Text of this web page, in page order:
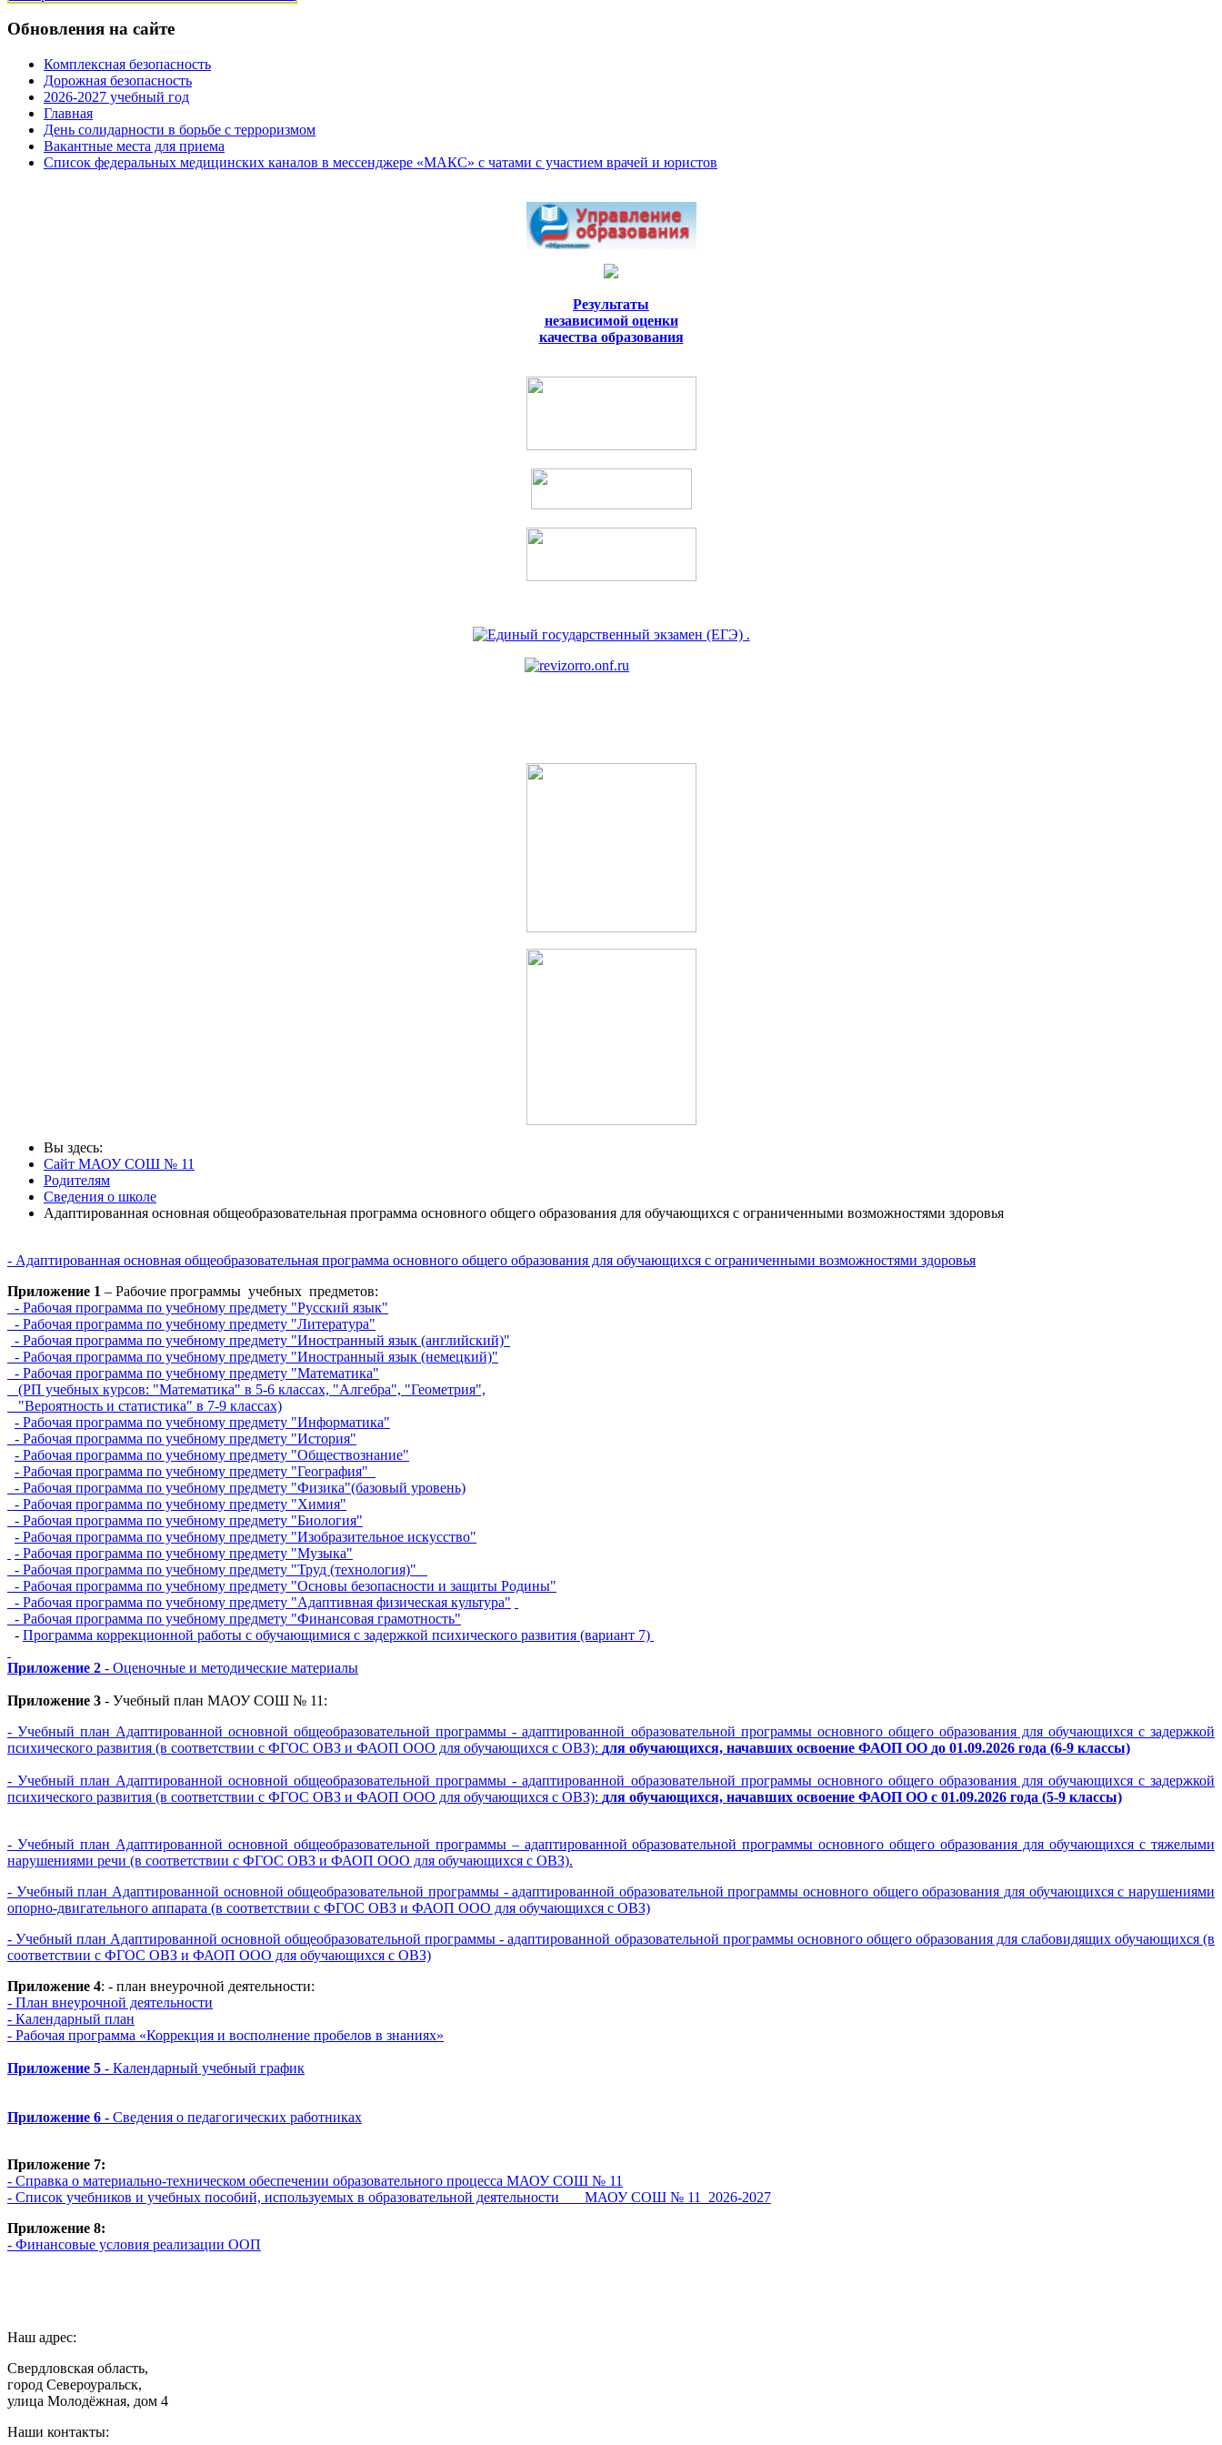
Обновления на сайте
Комплексная безопасность
Дорожная безопасность
2026-2027 учебный год
Главная
День солидарности в борьбе с терроризмом
Вакантные места для приема
Список федеральных медицинских каналов в мессенджере «МАКС» с чатами с участием врачей и юристов
Результаты
независимой оценки
качества образования
Вы здесь:
Сайт МАОУ СОШ № 11
Родителям
Сведения о школе
Адаптированная основная общеобразовательная программа основного общего образования для обучающихся с ограниченными возможностями здоровья
- Адаптированная основная общеобразовательная программа основного общего образования для обучающихся с ограниченными возможностями здоровья
Приложение 1 – Рабочие программы учебных предметов:
- Рабочая программа по учебному предмету "Русский язык"
- Рабочая программа по учебному предмету "Литература"
- Рабочая программа по учебному предмету "Иностранный язык (английский)"
- Рабочая программа по учебному предмету "Иностранный язык (немецкий)"
- Рабочая программа по учебному предмету "Математика"
(РП учебных курсов: "Математика" в 5-6 классах, "Алгебра", "Геометрия",
"Вероятность и статистика" в 7-9 классах)
- Рабочая программа по учебному предмету "Информатика"
- Рабочая программа по учебному предмету "История"
- Рабочая программа по учебному предмету "Обществознание"
- Рабочая программа по учебному предмету "География"
- Рабочая программа по учебному предмету "Физика"(базовый уровень)
- Рабочая программа по учебному предмету "Химия"
- Рабочая программа по учебному предмету "Биология"
- Рабочая программа по учебному предмету "Изобразительное искусство"
- Рабочая программа по учебному предмету "Музыка"
- Рабочая программа по учебному предмету "Труд (технология)"
- Рабочая программа по учебному предмету "Основы безопасности и защиты Родины"
- Рабочая программа по учебному предмету "Адаптивная физическая культура"
- Рабочая программа по учебному предмету "Финансовая грамотность"
- Программа коррекционной работы с обучающимися с задержкой психического развития (вариант 7)
Приложение 2 - Оценочные и методические материалы
Приложение 3 - Учебный план МАОУ СОШ № 11:
- Учебный план Адаптированной основной общеобразовательной программы - адаптированной образовательной программы основного общего образования для обучающихся с задержкой
психического развития (в соответствии с ФГОС ОВЗ и ФАОП ООО для обучающихся с ОВЗ): для обучающихся, начавших освоение ФАОП ОО до 01.09.2026 года (6-9 классы)
- Учебный план Адаптированной основной общеобразовательной программы - адаптированной образовательной программы основного общего образования для обучающихся с задержкой
психического развития (в соответствии с ФГОС ОВЗ и ФАОП ООО для обучающихся с ОВЗ): для обучающихся, начавших освоение ФАОП ОО с 01.09.2026 года (5-9 классы)
- Учебный план Адаптированной основной общеобразовательной программы – адаптированной образовательной программы основного общего образования для обучающихся с тяжелыми
нарушениями речи (в соответствии с ФГОС ОВЗ и ФАОП ООО для обучающихся с ОВЗ).
- Учебный план Адаптированной основной общеобразовательной программы - адаптированной образовательной программы основного общего образования для обучающихся с нарушениями
опорно-двигательного аппарата (в соответствии с ФГОС ОВЗ и ФАОП ООО для обучающихся с ОВЗ)
- Учебный план Адаптированной основной общеобразовательной программы - адаптированной образовательной программы основного общего образования для слабовидящих обучающихся (в
соответствии с ФГОС ОВЗ и ФАОП ООО для обучающихся с ОВЗ)
Приложение 4: - план внеурочной деятельности:
- План внеурочной деятельности
- Календарный план
- Рабочая программа «Коррекция и восполнение пробелов в знаниях»
Приложение 5 - Календарный учебный график
Приложение 6 - Сведения о педагогических работниках
Приложение 7:
- Справка о материально-техническом обеспечении образовательного процесса МАОУ СОШ № 11
- Список учебников и учебных пособий, используемых в образовательной деятельности МАОУ СОШ № 11_2026-2027
Приложение 8:
- Финансовые условия реализации ООП
Наш адрес:
Свердловская область,
город Североуральск,
улица Молодёжная, дом 4
Наши контакты: